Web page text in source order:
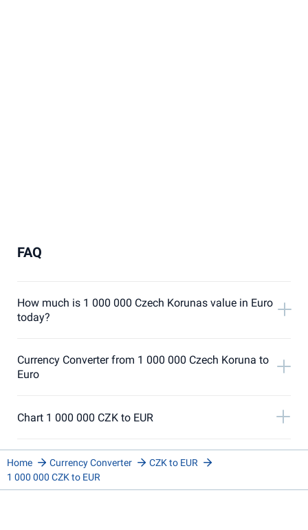
FAQ
How much is 1 000 000 Czech Korunas value in Euro
today?
Currency Converter from 1 000 000 Czech Koruna to
Euro
Chart 1 000 000 CZK to EUR
Home Currency Converter
CZK to EUR
1 000 000 CZK to EUR